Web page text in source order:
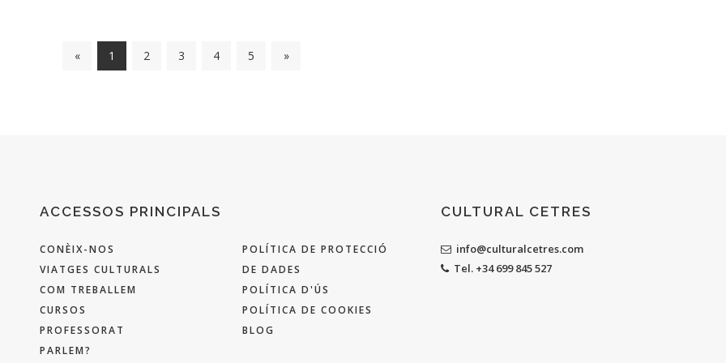
« 1 2 3 4 5 »
ACCESSOS PRINCIPALS
CONÈIX-NOS
VIATGES CULTURALS
COM TREBALLEM
CURSOS
PROFESSORAT
PARLEM?
POLÍTICA DE PROTECCIÓ
DE DADES
POLÍTICA D'ÚS
POLÍTICA DE COOKIES
BLOG
CULTURAL CETRES
info@culturalcetres.com
Tel. +34 699 845 527